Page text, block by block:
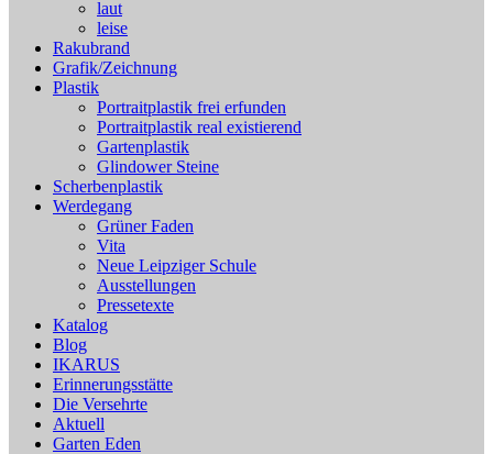
laut
leise
Rakubrand
Grafik/Zeichnung
Plastik
Portraitplastik frei erfunden
Portraitplastik real existierend
Gartenplastik
Glindower Steine
Scherbenplastik
Werdegang
Grüner Faden
Vita
Neue Leipziger Schule
Ausstellungen
Pressetexte
Katalog
Blog
IKARUS
Erinnerungsstätte
Die Versehrte
Aktuell
Garten Eden